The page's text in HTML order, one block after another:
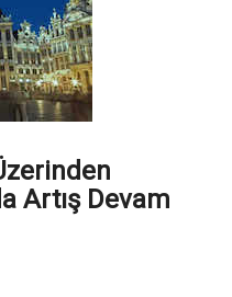
Artış Devam